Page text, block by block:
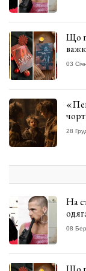
Що
03
28
На
08